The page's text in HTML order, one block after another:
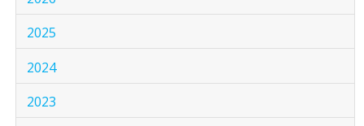
2025
2024
2023